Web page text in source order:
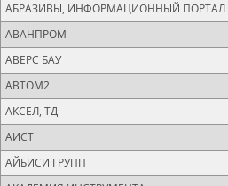
АБРАЗИВЫ, ИНФОРМАЦИОННЫЙ ПОРТАЛ
АВАНПРОМ
АВЕРС БАУ
АВТОМ2
АКСЕЛ, ТД
АИСТ
АЙБИСИ ГРУПП